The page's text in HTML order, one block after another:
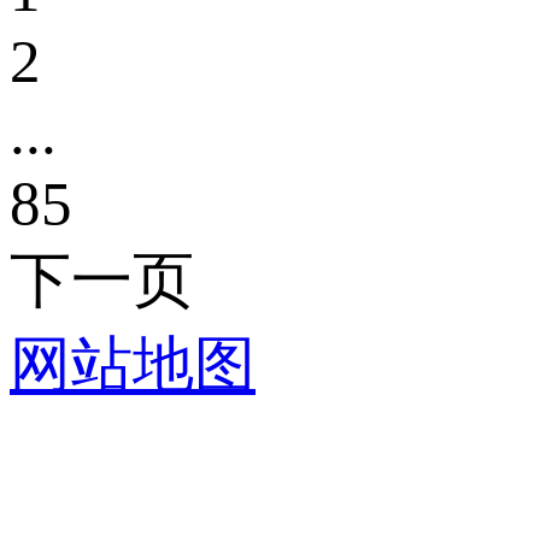
2
...
85
下一页
网站地图